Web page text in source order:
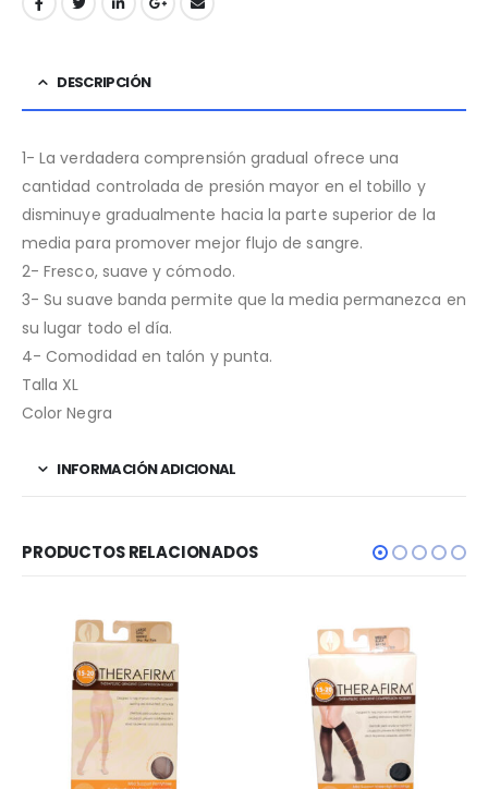
DESCRIPCIÓN
1- La verdadera comprensión gradual ofrece una
cantidad controlada de presión mayor en el tobillo y
disminuye gradualmente hacia la parte superior de la
media para promover mejor flujo de sangre.
2- Fresco, suave y cómodo.
3- Su suave banda permite que la media permanezca en
su lugar todo el día.
4- Comodidad en talón y punta.
Talla XL
Color Negra
INFORMACIÓN ADICIONAL
PRODUCTOS RELACIONADOS